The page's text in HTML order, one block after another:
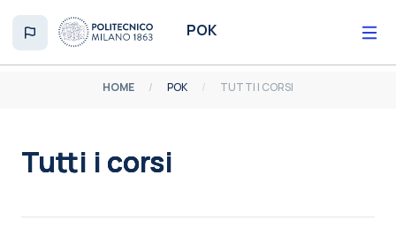
POK
HOME POK TUTTI I CORSI
Tutti i corsi